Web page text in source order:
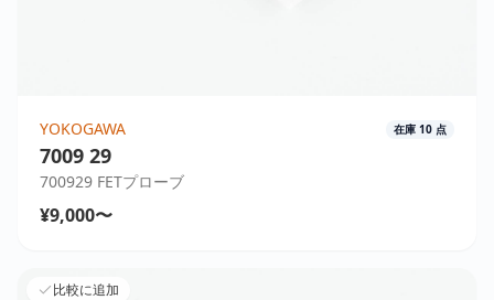
YOKOGAWA 在庫 10 点
7009 29
700929 FETプローブ
¥9,000〜
比較に追加